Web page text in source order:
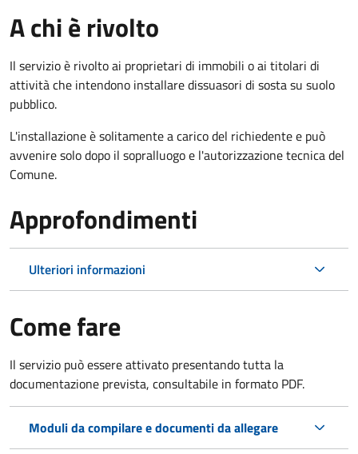
A chi è rivolto
Il servizio è rivolto ai proprietari di immobili o ai titolari di
attività che intendono installare dissuasori di sosta su suolo
pubblico.
L'installazione è solitamente a carico del richiedente e può
avvenire solo dopo il sopralluogo e l'autorizzazione tecnica del
Comune.
Approfondimenti
Ulteriori informazioni
Come fare
Il servizio può essere attivato presentando tutta la
documentazione prevista, consultabile in formato PDF.
Moduli da compilare e documenti da allegare